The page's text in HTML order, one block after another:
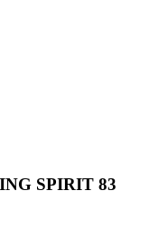
SPIRIT 83